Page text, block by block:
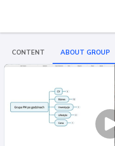
CONTENT ABOUT GROUP